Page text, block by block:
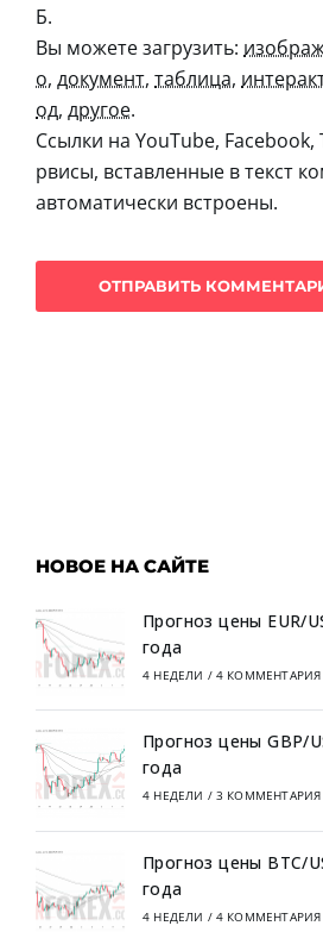
Б.
Вы можете загрузить:
о, документ, таблица,
од, другое.
Ссылки на YouTube, Facebook,
рвисы, вставленные в текст
автоматически встроены.
НОВОЕ НА САЙТЕ
Прогноз цены EUR/
года
4 НЕДЕЛИ / 4 КОММЕНТАРИЯ
Прогноз цены GBP/
года
4 НЕДЕЛИ / 3 КОММЕНТАРИЯ
Прогноз цены BTC/
года
4 НЕДЕЛИ / 4 КОММЕНТАРИЯ